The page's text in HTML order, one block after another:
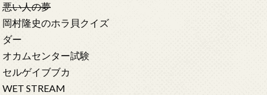
悪い人の夢
岡村隆史のホラ貝クイズ
ダー
オカムセンター試験
セルゲイブブカ
WET STREAM